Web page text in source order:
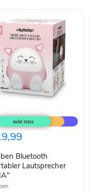
Bluetooth
Lautsprecher